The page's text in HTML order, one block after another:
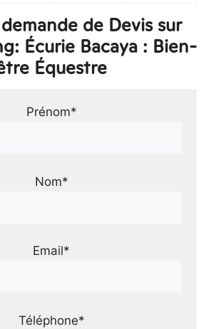
de Devis sur
Écurie Bacaya : Bien-
Équestre
Prénom*
Nom*
Email*
Téléphone*